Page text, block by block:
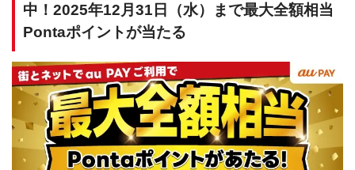
中！2025年12月31日（水）まで最大全額相当
Pontaポイントが当たる